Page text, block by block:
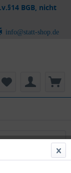
BGB, nicht
info@statt-shop.de